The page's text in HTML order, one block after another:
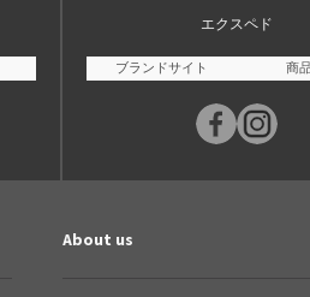
エクスペド
ブランドサイト 商
About us